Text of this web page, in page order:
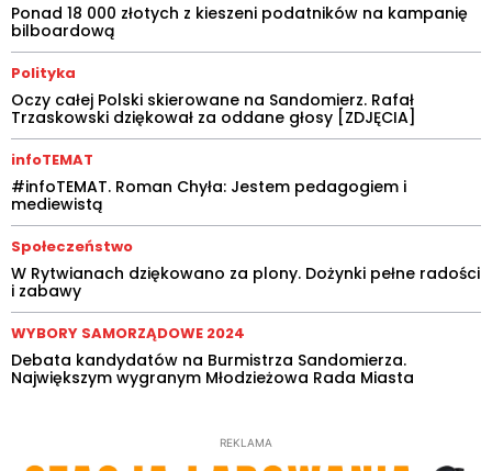
Ponad 18 000 złotych z kieszeni podatników na kampanię
bilboardową
Polityka
Oczy całej Polski skierowane na Sandomierz. Rafał
Trzaskowski dziękował za oddane głosy [ZDJĘCIA]
infoTEMAT
#infoTEMAT. Roman Chyła: Jestem pedagogiem i
mediewistą
Społeczeństwo
W Rytwianach dziękowano za plony. Dożynki pełne radości
i zabawy
WYBORY SAMORZĄDOWE 2024
Debata kandydatów na Burmistrza Sandomierza.
Największym wygranym Młodzieżowa Rada Miasta
REKLAMA